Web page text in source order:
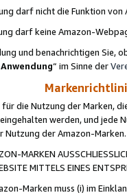
darf nicht die Funktion
darf keine Amazon-
und benachrichtigen Sie,
“ im Sinne der
die Nutzung der Marken,
werden, und jede
Nutzung der Amazon-Marken.
MARKEN
MITTELS EINES
Marken muss (i) im